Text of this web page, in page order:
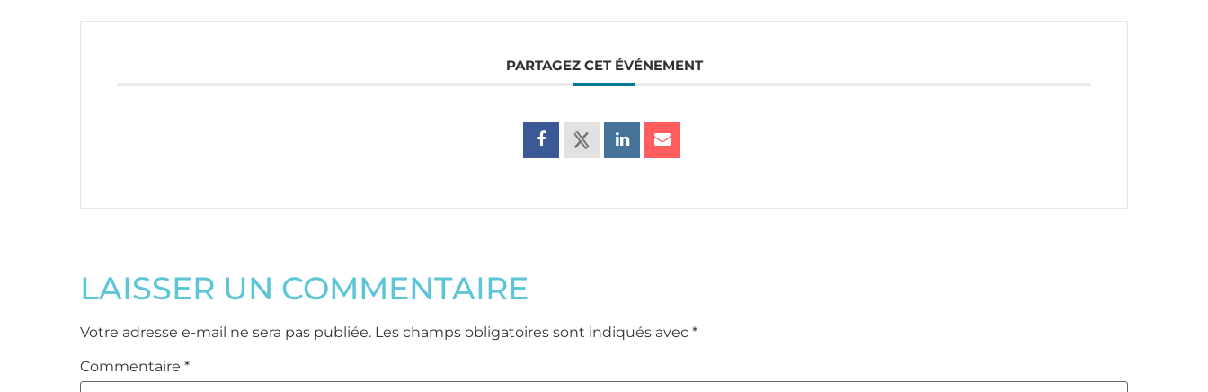
PARTAGEZ CET ÉVÉNEMENT
LAISSER UN COMMENTAIRE
Votre adresse e-mail ne sera pas publiée. Les champs obligatoires sont indiqués avec *
Commentaire *